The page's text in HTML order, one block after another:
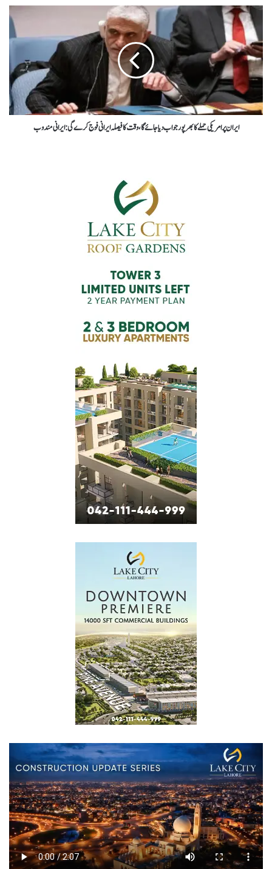
ایران پرامریکی حملےکا بھرپور جواب دیا جائے گا، وقت کا فیصلہ ایرانی فوج کرے گی : ایرانی مندوب